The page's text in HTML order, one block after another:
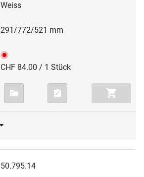
Weiss
291/772/521 mm
CHF 84.00 / 1 Stück
50.795.14